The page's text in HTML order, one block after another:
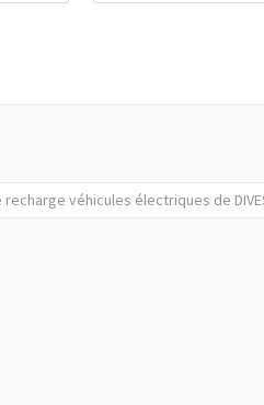
recharge véhicules électriques de